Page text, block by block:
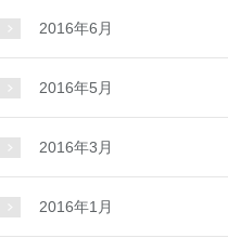
2016年6月
2016年5月
2016年3月
2016年1月